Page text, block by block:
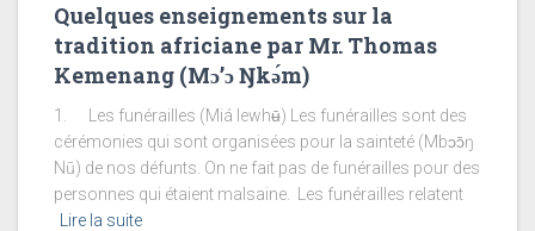
Quelques enseignements sur la
tradition africiane par Mr. Thomas
Kemenang (Mɔ’ɔ Ŋkǝ́m)
1. Les funérailles (Miá lewhʉ̄) Les funérailles sont des
cérémonies qui sont organisées pour la sainteté (Mbɔɔ̄ŋ
Nū) de nos défunts. On ne fait pas de funérailles pour des
personnes qui étaient malsaine. Les funérailles relatent
Lire la suite